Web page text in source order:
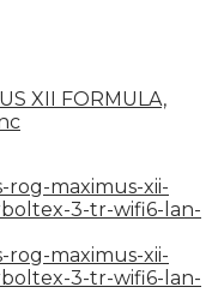
XII FORMULA,